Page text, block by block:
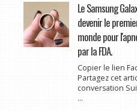
Le Samsung
devenir le
monde pour
par la FDA.
Copier le lien
Partagez cet
conversation
...